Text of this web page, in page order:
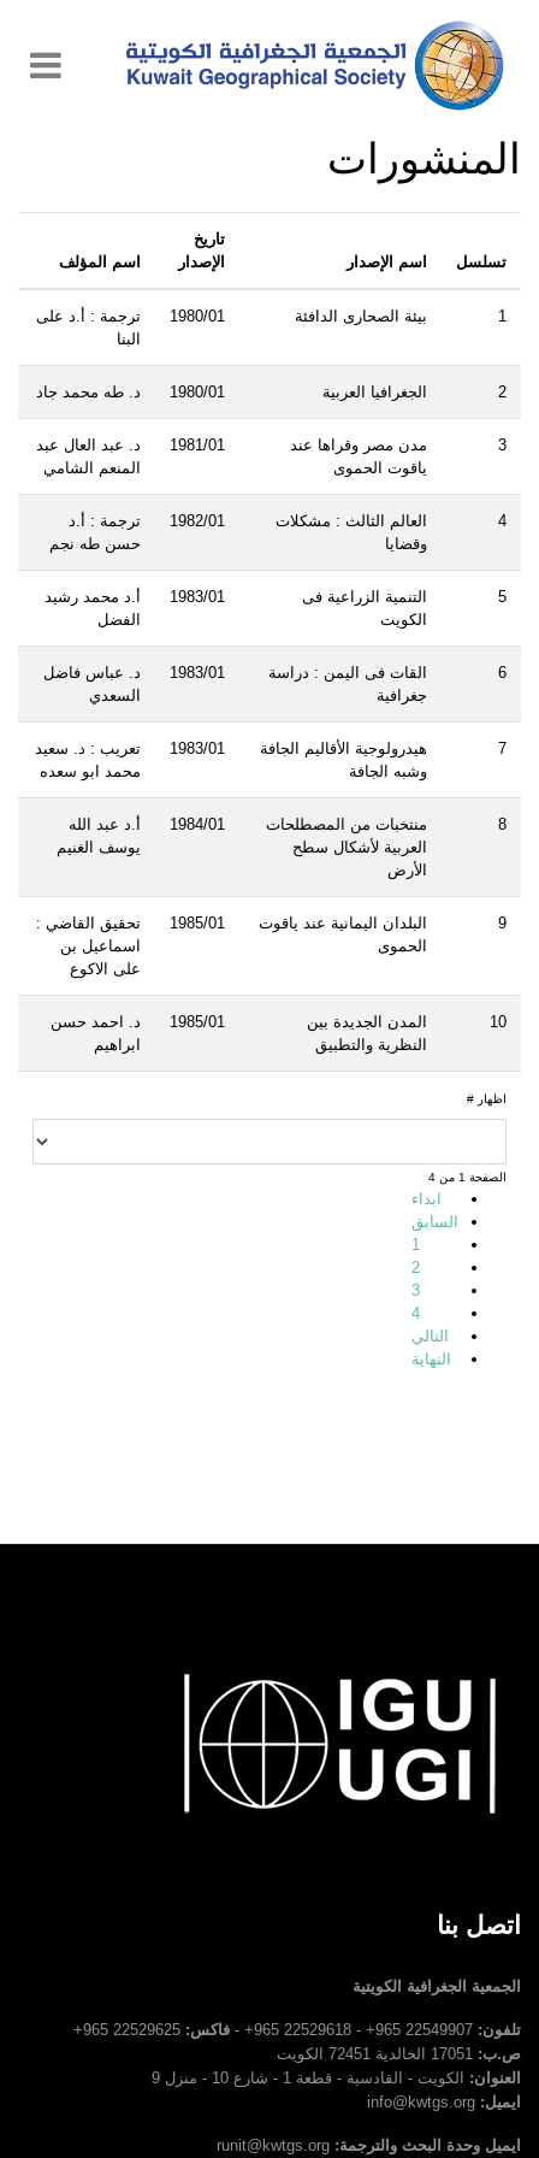
المنشورات
تسلسل اسم الإصدار
تاريخ
الإصدار
اسم المؤلف
اظهار #
الصفحة 1 من 4
ابداء
السابق
1
2
3
4
التالي
النهاية
1 بيئة الصحارى الدافئة 1980/01
ترجمة : أ.د على
البنا
2 الجغرافيا العربية 1980/01 د. طه محمد جاد
3
مدن مصر وقراها عند
ياقوت الحموى
1981/01
د. عبد العال عبد
المنعم الشامي
4
العالم الثالث : مشكلات
وقضايا
1982/01
ترجمة : أ.د
حسن طه نجم
5
التنمية الزراعية فى
الكويت
1983/01
أ.د محمد رشيد
الفضل
6
القات فى اليمن : دراسة
جغرافية
1983/01
د. عباس فاضل
السعدي
7
هيدرولوجية الأقاليم الجافة
وشبه الجافة
1983/01
تعريب : د. سعيد
محمد ابو سعده
8
منتخبات من المصطلحات
العربية لأشكال سطح
الأرض
1984/01
أ.د عبد الله
يوسف الغنيم
9
البلدان اليمانية عند ياقوت
الحموى
1985/01
تحقيق القاضي :
اسماعيل بن
على الاكوع
10
المدن الجديدة بين
النظرية والتطبيق
1985/01
د. احمد حسن
ابراهيم
اتصل بنا
الجمعية الجغرافية الكويتية
تلفون: فاكس: 22529625 965+
ص.ب: 17051 الخالدية 72451 الكويت
العنوان:
الكويت - القادسية - قطعة 1 - شارع 10 - منزل 9
ايميل: info@kwtgs.org
ايميل وحدة البحث والترجمة: runit@kwtgs.org